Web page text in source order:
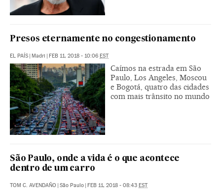
Presos eternamente no congestionamento
EL PAÍS | Madri | FEB 11, 2018 - 10:06 EST
Caímos na estrada em São
Paulo, Los Angeles, Moscou
e Bogotá, quatro das cidades
com mais trânsito no mundo
São Paulo, onde a vida é o que acontece
dentro de um carro
TOM C. AVENDAÑO | São Paulo | FEB 11, 2018 - 08:43 EST